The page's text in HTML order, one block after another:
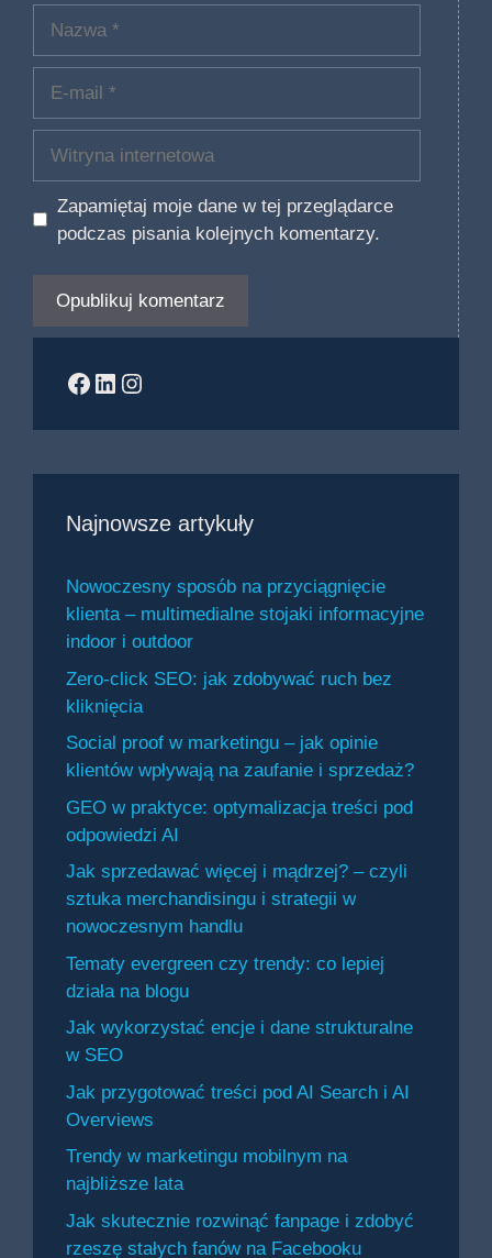
internetowa
Zapamiętaj moje dane w tej przeglądarce
podczas pisania kolejnych komentarzy.
Facebook
LinkedIn
Instagram
Najnowsze artykuły
Nowoczesny sposób na przyciągnięcie
klienta – multimedialne stojaki informacyjne
indoor i outdoor
Zero-click SEO: jak zdobywać ruch bez
kliknięcia
Social proof w marketingu – jak opinie
klientów wpływają na zaufanie i sprzedaż?
GEO w praktyce: optymalizacja treści pod
odpowiedzi AI
Jak sprzedawać więcej i mądrzej? – czyli
sztuka merchandisingu i strategii w
nowoczesnym handlu
Tematy evergreen czy trendy: co lepiej
działa na blogu
Jak wykorzystać encje i dane strukturalne
w SEO
Jak przygotować treści pod AI Search i AI
Overviews
Trendy w marketingu mobilnym na
najbliższe lata
Jak skutecznie rozwinąć fanpage i zdobyć
rzeszę stałych fanów na Facebooku